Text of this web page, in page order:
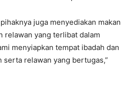
juga menyediakan makan
relawan yang terlibat dalam
menyiapkan tempat ibadah dan
serta relawan yang bertugas,”